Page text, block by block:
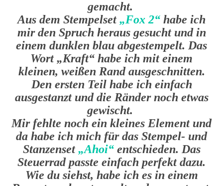
gemacht.
Aus dem Stempelset„Fox 2“ habe ich
mir den Spruch heraus gesucht und in
einem dunklen blau abgestempelt. Das
Wort „Kraft“ habe ich mit einem
kleinen, weißen Rand ausgeschnitten.
Den ersten Teil habe ich einfach
ausgestanzt und die Ränder noch etwas
gewischt.
Mir fehlte noch ein kleines Element und
da habe ich mich für das Stempel- und
Stanzenset„Ahoi“entschieden. Das
Steuerrad passte einfach perfekt dazu.
Wie du siehst, habe ich es in einem